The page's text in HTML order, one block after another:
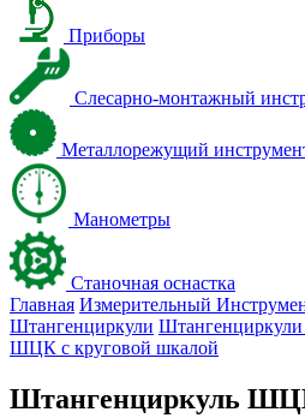
Приборы
Слесарно-монтажный
Металлорежущий
Манометры
Станочная оснастка
Главная Измерительный
Штангенциркули
ШЦК с круговой шкалой
Штангенциркуль